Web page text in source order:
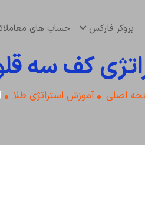
بروکر فارکس حساب های
کف سه
اصلی آموزش استراتژی طلا